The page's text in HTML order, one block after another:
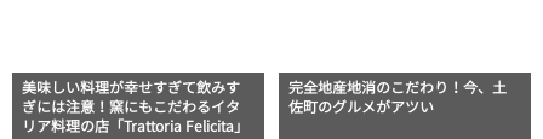
美味しい料理が幸せすぎて飲みす
ぎには注意！窯にもこだわるイタ
リア料理の店「Trattoria Felicita」
完全地産地消のこだわり！今、土
佐町のグルメがアツい